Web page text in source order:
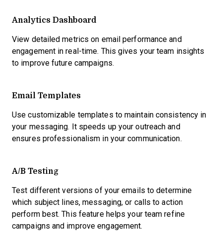
Analytics Dashboard
View detailed metrics on email performance and
engagement in real-time. This gives your team insights
to improve future campaigns.
Email Templates
Use customizable templates to maintain consistency in
your messaging. It speeds up your outreach and
ensures professionalism in your communication.
A/B Testing
Test different versions of your emails to determine
which subject lines, messaging, or calls to action
perform best. This feature helps your team refine
campaigns and improve engagement.